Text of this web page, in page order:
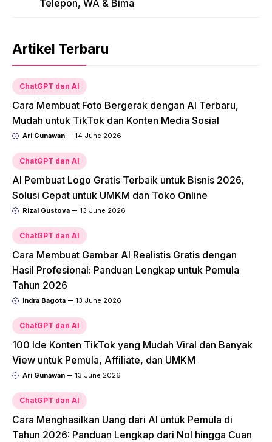
Telepon, WA & Bima
Artikel Terbaru
ChatGPT dan AI
Cara Membuat Foto Bergerak dengan AI Terbaru,
Mudah untuk TikTok dan Konten Media Sosial
Ari Gunawan 14 June 2026
ChatGPT dan AI
AI Pembuat Logo Gratis Terbaik untuk Bisnis 2026,
Solusi Cepat untuk UMKM dan Toko Online
Rizal Gustova 13 June 2026
ChatGPT dan AI
Cara Membuat Gambar AI Realistis Gratis dengan
Hasil Profesional: Panduan Lengkap untuk Pemula
Tahun 2026
Indra Bagota 13 June 2026
ChatGPT dan AI
100 Ide Konten TikTok yang Mudah Viral dan Banyak
View untuk Pemula, Affiliate, dan UMKM
Ari Gunawan 13 June 2026
ChatGPT dan AI
Cara Menghasilkan Uang dari AI untuk Pemula di
Tahun 2026: Panduan Lengkap dari Nol hingga Cuan